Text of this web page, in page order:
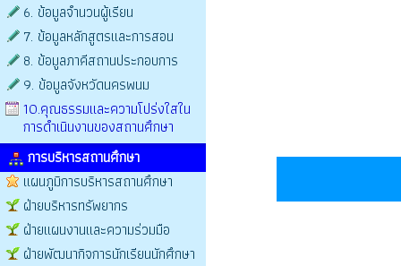
6. ข้อมูลจำนวนผู้เรียน
7. ข้อมูลหลักสูตรและการสอน
8. ข้อมูลภาคีสถานประกอบการ
9. ข้อมูลจังหวัดนครพนม
10.คุณธรรมและความโปร่งใสใน
การดำเนินงานของสถานศึกษา
การบริหารสถานศึกษา
แผนภูมิการบริหารสถานศึกษา
ฝ่ายบริหารทรัพยากร
ฝ่ายแผนงานและความร่วมมือ
ฝ่ายพัฒนากิจการนักเรียนนักศึกษา